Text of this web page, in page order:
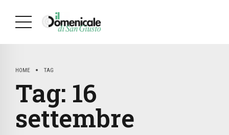
HOME TAG
Tag: 16
settembre